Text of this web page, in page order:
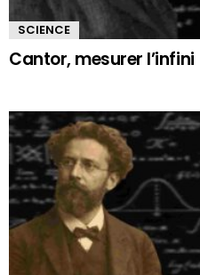
SCIENCE
Cantor, mesurer l’infini